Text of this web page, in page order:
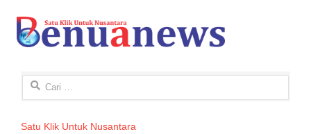
Cari
Satu Klik Untuk Nusantara